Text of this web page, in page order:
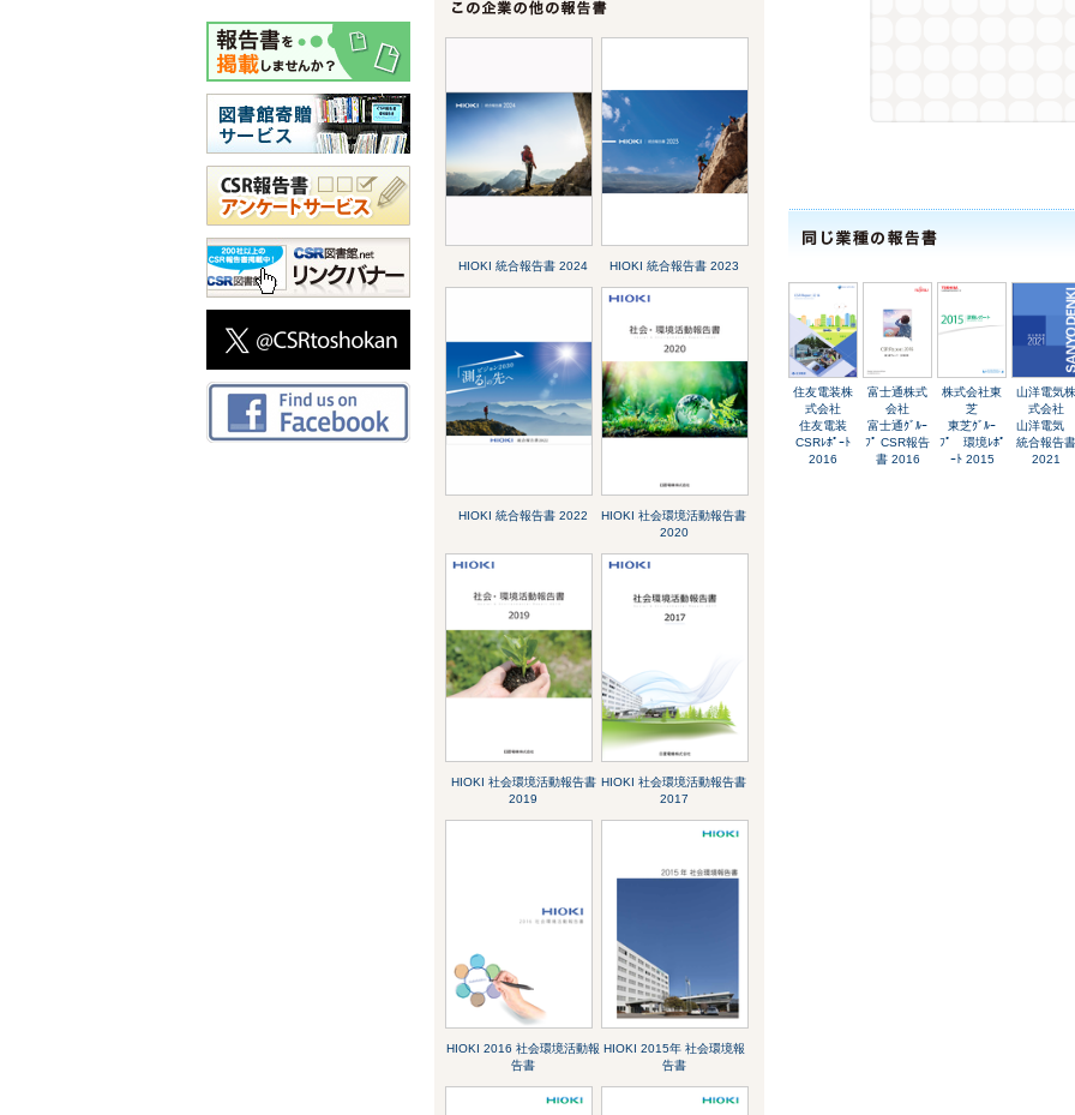
HIOKI 統合報告書 2024 HIOKI 統合報告書 2023
HIOKI 統合報告書 2022
HIOKI 社会環境活動報告書
2020
HIOKI 社会環境活動報告書
2019
HIOKI 社会環境活動報告書
2017
HIOKI 2016 社会環境活動報
告書
HIOKI 2015年 社会環境報
告書
住友電装株
式会社
住友電装
CSRﾚﾎﾟｰﾄ
2016
富士通株式
会社
富士通ｸﾞﾙｰ
ﾌﾟ CSR報告
書 2016
株式会社東
芝
東芝ｸﾞﾙｰ
ﾌﾟ 環境ﾚﾎﾟ
ｰﾄ 2015
山洋電気株
式会社
山洋電気
統合報告書
2021